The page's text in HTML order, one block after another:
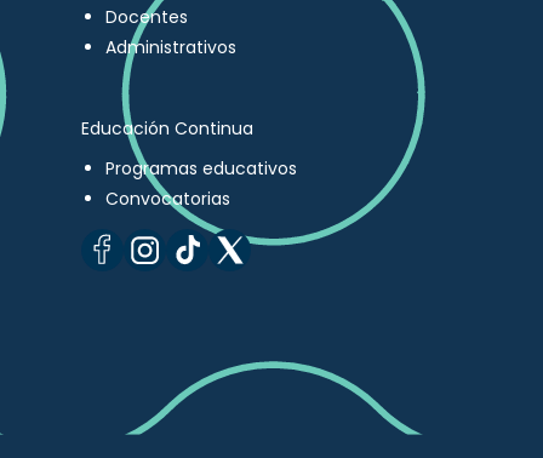
Docentes
Administrativos
Educación Continua
Programas educativos
Convocatorias